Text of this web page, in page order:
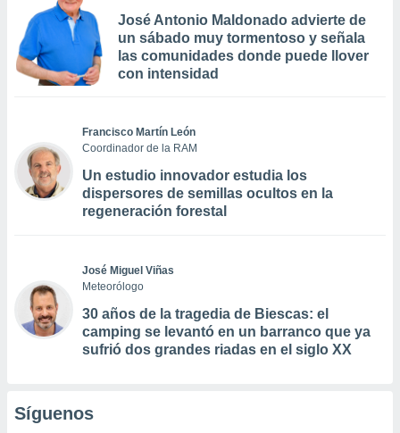
José Antonio Maldonado advierte de
un sábado muy tormentoso y señala
las comunidades donde puede llover
con intensidad
Francisco Martín León
Coordinador de la RAM
Un estudio innovador estudia los
dispersores de semillas ocultos en la
regeneración forestal
José Miguel Viñas
Meteorólogo
30 años de la tragedia de Biescas: el
camping se levantó en un barranco que ya
sufrió dos grandes riadas en el siglo XX
Síguenos